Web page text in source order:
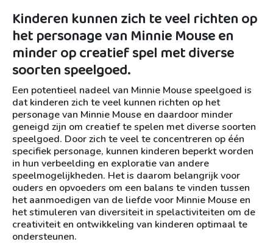
Kinderen kunnen zich te veel richten op
het personage van Minnie Mouse en
minder op creatief spel met diverse
soorten speelgoed.
Een potentieel nadeel van Minnie Mouse speelgoed is
dat kinderen zich te veel kunnen richten op het
personage van Minnie Mouse en daardoor minder
geneigd zijn om creatief te spelen met diverse soorten
speelgoed. Door zich te veel te concentreren op één
specifiek personage, kunnen kinderen beperkt worden
in hun verbeelding en exploratie van andere
speelmogelijkheden. Het is daarom belangrijk voor
ouders en opvoeders om een balans te vinden tussen
het aanmoedigen van de liefde voor Minnie Mouse en
het stimuleren van diversiteit in spelactiviteiten om de
creativiteit en ontwikkeling van kinderen optimaal te
ondersteunen.